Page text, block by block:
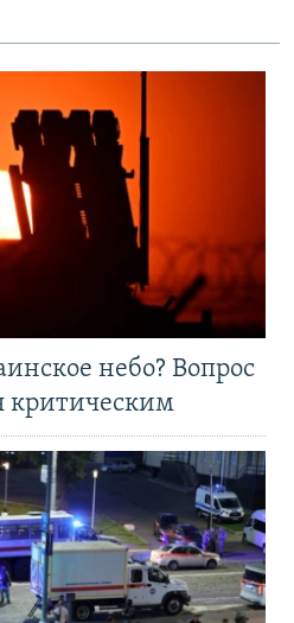
небо? Вопрос
критическим